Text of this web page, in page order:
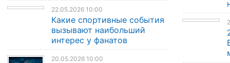
22.05.2026 10:00
Какие спортивные события
вызывают наибольший
интерес у фанатов
20.05.2026 10:00